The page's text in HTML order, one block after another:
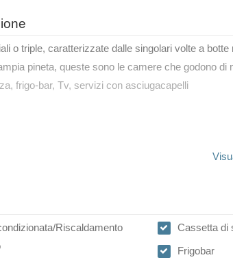
o triple, caratterizzate dalle singolari volte a
pineta, queste sono le camere che godono
frigo-bar, Tv, servizi con asciugacapelli
Riscaldamento
Cassetta di
Frigobar